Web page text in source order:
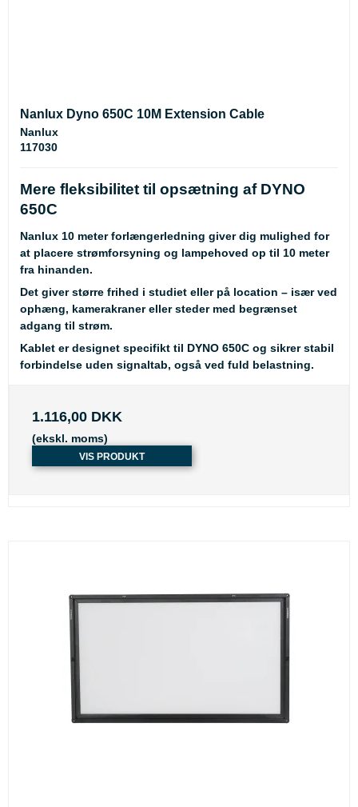
Nanlux Dyno 650C 10M Extension Cable
Nanlux
117030
Mere fleksibilitet til opsætning af DYNO
650C
Nanlux 10 meter forlængerledning giver dig mulighed for
at placere strømforsyning og lampehoved op til 10 meter
fra hinanden.
Det giver større frihed i studiet eller på location – især ved
ophæng, kamerakraner eller steder med begrænset
adgang til strøm.
Kablet er designet specifikt til DYNO 650C og sikrer stabil
forbindelse uden signaltab, også ved fuld belastning.
1.116,00 DKK
(ekskl. moms)
VIS PRODUKT